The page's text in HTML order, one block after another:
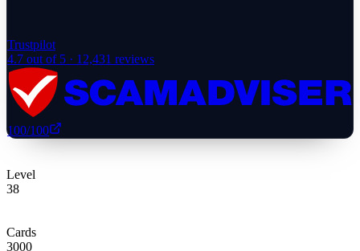
Trustpilot
4.7 out of 5 · 12,431 reviews
100/100
Level
38
Cards
3000